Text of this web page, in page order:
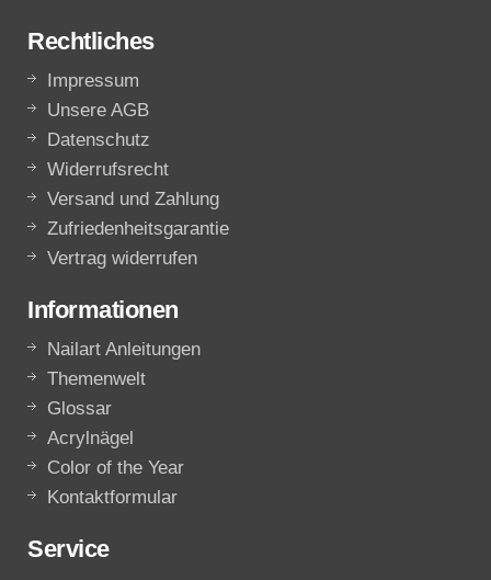
Rechtliches
Impressum
Unsere AGB
Datenschutz
Widerrufsrecht
Versand und Zahlung
Zufriedenheitsgarantie
Vertrag widerrufen
Informationen
Nailart Anleitungen
Themenwelt
Glossar
Acrylnägel
Color of the Year
Kontaktformular
Service